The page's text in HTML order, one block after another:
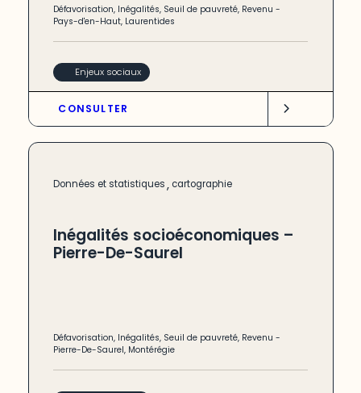
Défavorisation, Inégalités, Seuil de pauvreté, Revenu -
Pays-d'en-Haut, Laurentides
Enjeux sociaux
CONSULTER
Données et statistiques, cartographie
Inégalités socioéconomiques –
Pierre-De-Saurel
Défavorisation, Inégalités, Seuil de pauvreté, Revenu -
Pierre-De-Saurel, Montérégie